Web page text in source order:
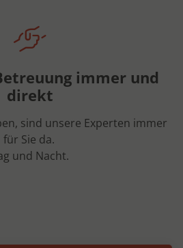
immer und
direkt
sind unsere Experten immer
für Sie da.
und Nacht.